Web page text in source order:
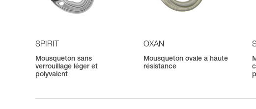
SPIRIT
Mousqueton sans
verrouillage léger et
polyvalent
OXAN
Mousqueton ovale à haute
résistance